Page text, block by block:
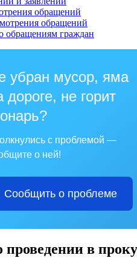
обращений
обращений
обращениям граждан
убран мусор, яма
дороге, не горит
с проблемой —
о ней!
Сообщить о проблеме
в